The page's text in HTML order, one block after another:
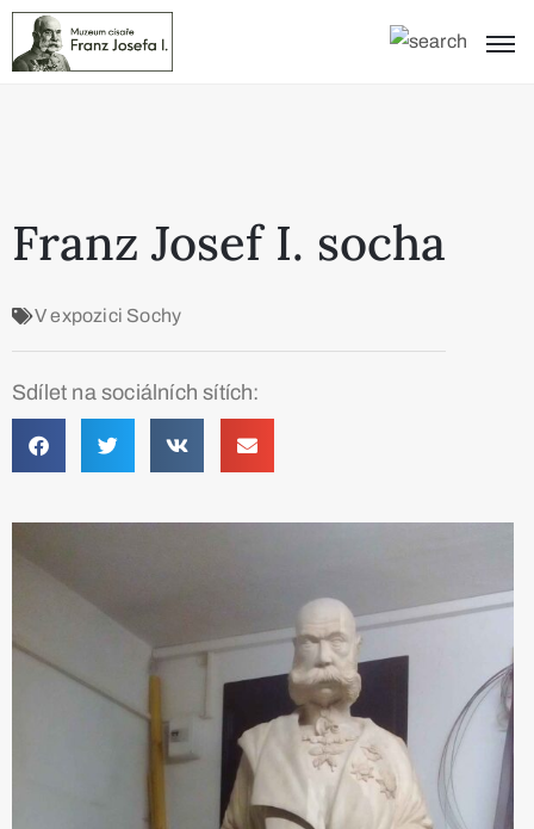
Franz Josef I. socha
V expozici Sochy
Sdílet na sociálních sítích: